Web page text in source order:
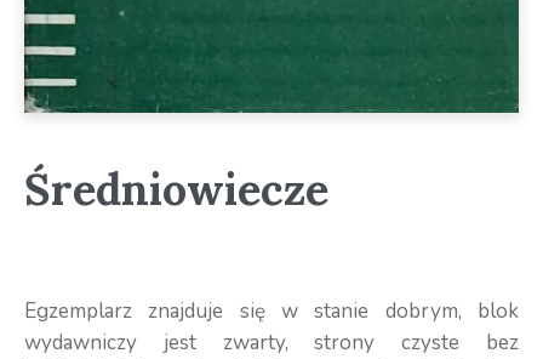
Średniowiecze
Egzemplarz znajduje się w stanie dobrym, blok
wydawniczy jest zwarty, strony czyste bez